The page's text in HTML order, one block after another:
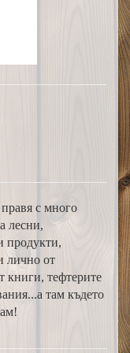
с много
лесни,
продукти,
лично от
книги, тефтерите
там където